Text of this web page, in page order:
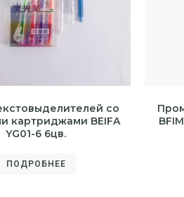
со
картриджами BEIFA
YG01-6 6цв.
ПОДРОБНЕЕ